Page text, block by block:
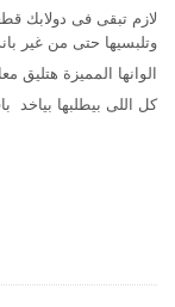
لازم تبقى فى دولابك
وتلبسيها حتى من غير
الوانها المميزة هتليق
كل اللى بيطلبها بياخد